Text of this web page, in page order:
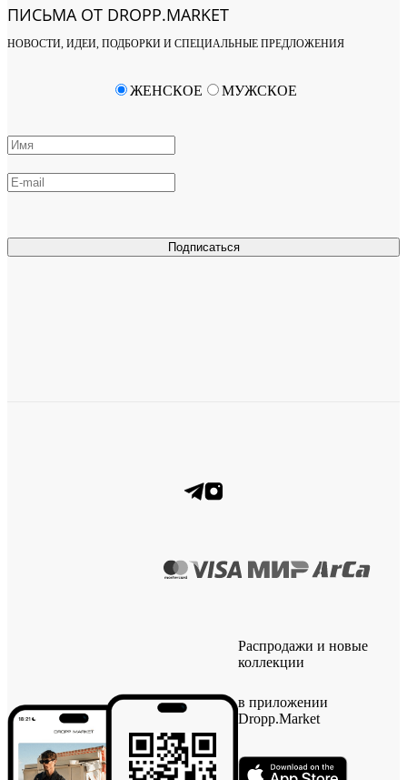
ПИСЬМА ОТ DROPP.MARKET
НОВОСТИ, ИДЕИ, ПОДБОРКИ И СПЕЦИАЛЬНЫЕ ПРЕДЛОЖЕНИЯ
Подписаться
ЖЕНСКОЕ МУЖСКОЕ
Распродажи и новые
коллекции
в приложении
Dropp.Market